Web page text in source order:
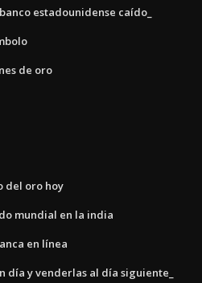
estadounidense caído_
de oro
del oro hoy
mundial en la india
en línea
día y venderlas al día siguiente_